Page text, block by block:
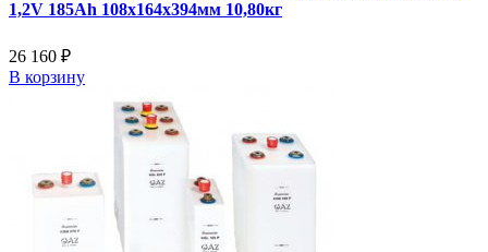
1,2V 185Ah 108x164x394мм 10,80кг
26 160 ₽
В корзину